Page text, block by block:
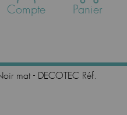
Compte Panier
mat - DECOTEC Réf.